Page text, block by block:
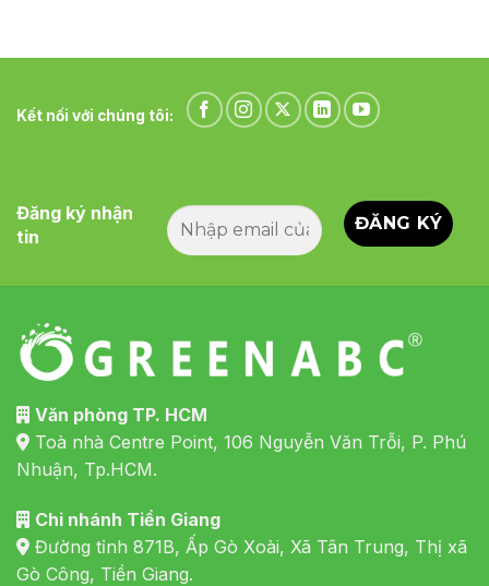
Kết nối với chúng tôi:
Đăng ký nhận
tin
Văn phòng TP. HCM
Toà nhà Centre Point, 106 Nguyễn Văn Trỗi, P. Phú
Nhuận, Tp.HCM.
Chi nhánh Tiền Giang
Đường tỉnh 871B, Ấp Gò Xoài, Xã Tân Trung, Thị xã
Gò Công, Tiền Giang.